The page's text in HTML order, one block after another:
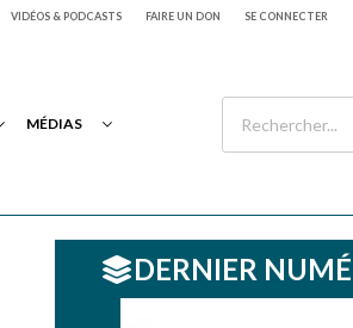
VIDÉOS & PODCASTS FAIRE UN DON SE CONNECTER
MÉDIAS
DERNIER